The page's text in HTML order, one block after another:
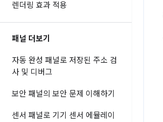
렌더링 효과 적용
패널 더보기
자동 완성 패널로 저장된 주소 검
사 및 디버그
보안 패널의 보안 문제 이해하기
센서 패널로 기기 센서 에뮬레이